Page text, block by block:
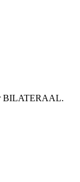
BILATERAAL.